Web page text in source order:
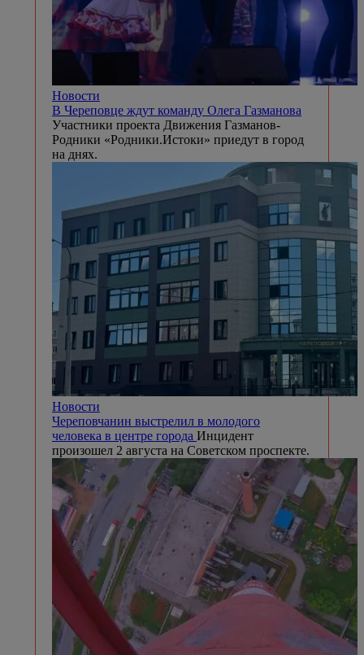
Новости
В Череповце ждут команду Олега Газманова
Участники проекта Движения Газманов-
Родники «Родники.Истоки» приедут в город
на днях.
Новости
Череповчанин выстрелил в молодого
человека в центре города Инцидент
произошел 2 августа на Советском проспекте.